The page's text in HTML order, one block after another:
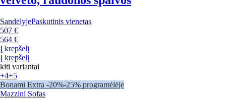
SandėlyjePaskutinis vienetas
507 €
564 €
Į krepšelį
Į krepšelį
kiti variantai
+4+5
Bonami Extra -20%-25% programėlėje
Mazzini Sofas